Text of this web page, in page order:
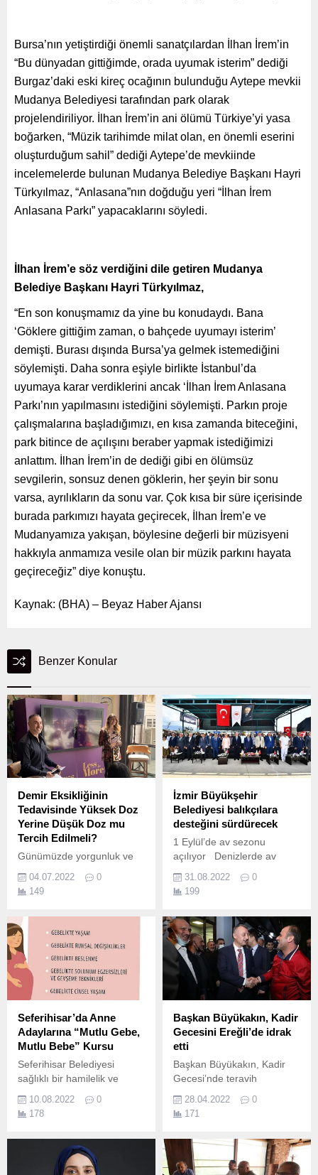
Bursa’nın yetiştirdiği önemli sanatçılardan İlhan İrem’in
“Bu dünyadan gittiğimde, orada uyumak isterim” dediği
Burgaz’daki eski kireç ocağının bulunduğu Aytepe mevkii
Mudanya Belediyesi tarafından park olarak
projelendiriliyor. İlhan İrem’in ani ölümü Türkiye’yi yasa
boğarken, “Müzik tarihimde milat olan, en önemli eserini
oluşturduğum sahil” dediği Aytepe’de mevkiinde
incelemelerde bulunan Mudanya Belediye Başkanı Hayri
Türkyılmaz, “Anlasana”nın doğduğu yeri “İlhan İrem
Anlasana Parkı” yapacaklarını söyledi.
İlhan İrem’e söz verdiğini dile getiren Mudanya
Belediye Başkanı Hayri Türkyılmaz,
“En son konuşmamız da yine bu konudaydı. Bana
‘Göklere gittiğim zaman, o bahçede uyumayı isterim’
demişti. Burası dışında Bursa’ya gelmek istemediğini
söylemişti. Daha sonra eşiyle birlikte İstanbul’da
uyumaya karar verdiklerini ancak ‘İlhan İrem Anlasana
Parkı’nın yapılmasını istediğini söylemişti. Parkın proje
çalışmalarına başladığımızı, en kısa zamanda biteceğini,
park bitince de açılışını beraber yapmak istediğimizi
anlattım. İlhan İrem’in de dediği gibi en ölümsüz
sevgilerin, sonsuz denen göklerin, her şeyin bir sonu
varsa, ayrılıkların da sonu var. Çok kısa bir süre içerisinde
burada parkımızı hayata geçirecek, İlhan İrem’e ve
Mudanyamıza yakışan, böylesine değerli bir müzisyeni
hakkıyla anmamıza vesile olan bir müzik parkını hayata
geçireceğiz” diye konuştu.
Kaynak: (BHA) – Beyaz Haber Ajansı
Benzer Konular
Demir Eksikliğinin
Tedavisinde Yüksek Doz
Yerine Düşük Doz mu
Tercih Edilmeli?
Günümüzde yorgunluk ve
bitkinlik hepimizin ortak
şikayetlerinden…
Yorgunluğumuzu;
anksiyete gibi farklı
nedenlere bağlayabiliyoruz
ancak yorgunluk dünyada
beslenme sorunları
arasında da birinci sırada
yer alan demir eksikliğinden
kaynaklanıyor olabilir.
04.07.2022
0
149
İzmir Büyükşehir
Belediyesi balıkçılara
desteğini sürdürecek
1 Eylül’de av sezonu
açılıyor Denizlerde av
yasağı yarın bitiyor.
31.08.2022
0
199
Seferihisar’da Anne
Adaylarına “Mutlu Gebe,
Mutlu Bebe” Kursu
Seferihisar Belediyesi
sağlıklı bir hamilelik ve
gebelere “Doğuma Hazırlık
Kursu” düzenledi.
10.08.2022
0
178
Başkan Büyükakın, Kadir
Gecesini Ereğli’de idrak
etti
Başkan Büyükakın, Kadir
Gecesi’nde teravih
Merkez Camisi’nde kıldı.
28.04.2022
0
171